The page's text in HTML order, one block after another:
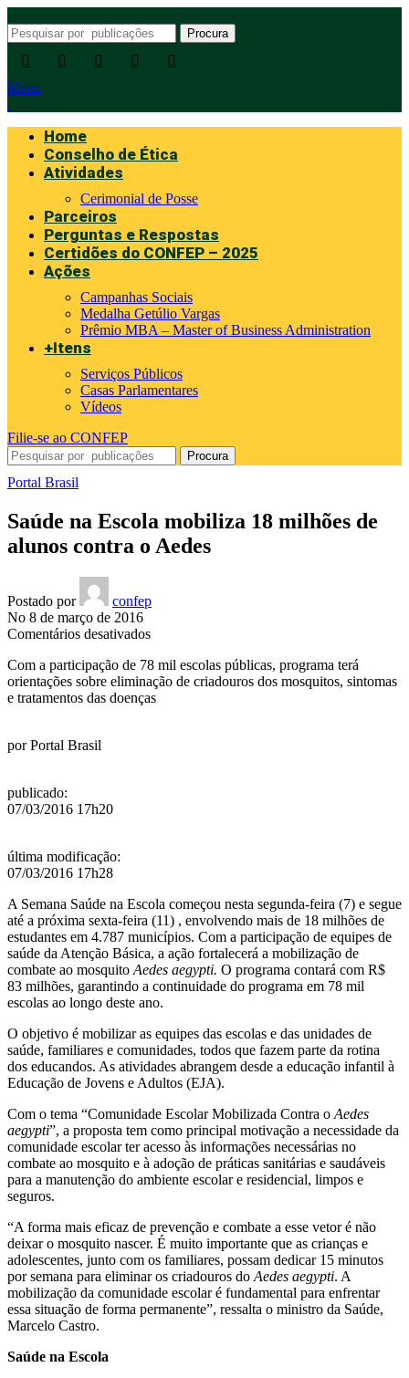
Procura
Menu
Home
Conselho de Ética
Atividades
Cerimonial de Posse
Parceiros
Perguntas e Respostas
Certidões do CONFEP – 2025
Ações
Campanhas Sociais
Medalha Getúlio Vargas
Prêmio MBA – Master of Business Administration
+Itens
Serviços Públicos
Casas Parlamentares
Vídeos
Filie-se ao CONFEP
Procura
Portal Brasil
Saúde na Escola mobiliza 18 milhões de
alunos contra o Aedes
Postado por
confep
No 8 de março de 2016
Comentários desativadosem
na
Escola
mobiliza
Com a participação de 78 mil escolas públicas, programa terá
orientações sobre eliminação de criadouros dos mosquitos, sintomas
e tratamentos das doenças
porPortal Brasil
publicado:
07/03/2016 17h20
última modificação:
07/03/2016 17h28
A Semana Saúde na Escola começou nesta segunda-feira (7) e segue
até a próxima sexta-feira (11) , envolvendo mais de 18 milhões de
estudantes em 4.787 municípios. Com a participação de equipes de
saúde da Atenção Básica, a ação fortalecerá a mobilização de
combate ao mosquito Aedes aegypti. O programa contará com R$
83 milhões, garantindo a continuidade do programa em 78 mil
escolas ao longo deste ano.
O objetivo é mobilizar as equipes das escolas e das unidades de
saúde, familiares e comunidades, todos que fazem parte da rotina
dos educandos. As atividades abrangem desde a educação infantil à
Educação de Jovens e Adultos (EJA).
Com o tema “Comunidade Escolar Mobilizada Contra o Aedes
aegypti”, a proposta tem como principal motivação a necessidade da
comunidade escolar ter acesso às informações necessárias no
combate ao mosquito e à adoção de práticas sanitárias e saudáveis
para a manutenção do ambiente escolar e residencial, limpos e
seguros.
“A forma mais eficaz de prevenção e combate a esse vetor é não
deixar o mosquito nascer. É muito importante que as crianças e
adolescentes, junto com os familiares, possam dedicar 15 minutos
por semana para eliminar os criadouros do Aedes aegypti. A
mobilização da comunidade escolar é fundamental para enfrentar
essa situação de forma permanente”, ressalta o ministro da Saúde,
Marcelo Castro.
Saúde na Escola